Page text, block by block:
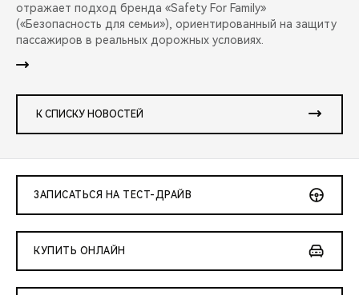
отражает подход бренда «Safety For Family»
(«Безопасность для семьи»), ориентированный на защиту
пассажиров в реальных дорожных условиях.
К СПИСКУ НОВОСТЕЙ
ЗАПИСАТЬСЯ НА ТЕСТ-ДРАЙВ
КУПИТЬ ОНЛАЙН